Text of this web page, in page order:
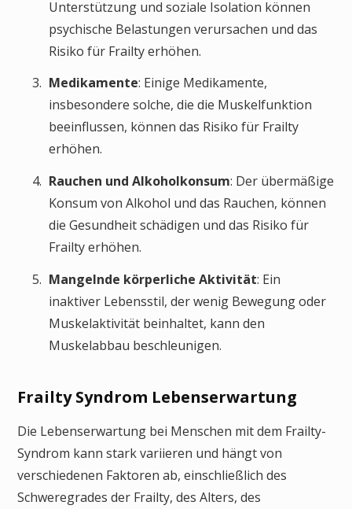
Unterstützung und soziale Isolation können
psychische Belastungen verursachen und das
Risiko für Frailty erhöhen.
Medikamente: Einige Medikamente,
insbesondere solche, die die Muskelfunktion
beeinflussen, können das Risiko für Frailty
erhöhen.
Rauchen und Alkoholkonsum: Der übermäßige
Konsum von Alkohol und das Rauchen, können
die Gesundheit schädigen und das Risiko für
Frailty erhöhen.
Mangelnde körperliche Aktivität: Ein
inaktiver Lebensstil, der wenig Bewegung oder
Muskelaktivität beinhaltet, kann den
Muskelabbau beschleunigen.
Frailty Syndrom Lebenserwartung
Die Lebenserwartung bei Menschen mit dem Frailty-
Syndrom kann stark variieren und hängt von
verschiedenen Faktoren ab, einschließlich des
Schweregrades der Frailty, des Alters, des